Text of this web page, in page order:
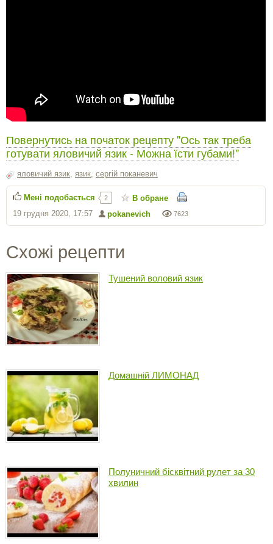
Повернутись на початок рецепту "Ось так треба
готувати яловичий язик - Можна їсти губами!"
яловичий язик, язик, сергiй поканевич
7623
pokanevich
19 грудня 2020, 17:57
Мені подобається 2 В обране
Схожі рецепти
Тушений воловий язик
Домашній ЛИМОНАД
Полуничний бісквітний рулет за 30
хвилин